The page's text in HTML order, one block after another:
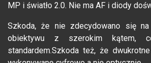
MP i światło 2.0. Nie ma AF i diody
Szkoda, że nie zdecydowano się
obiektywu z szerokim kątem,
standardem.Szkoda też, że